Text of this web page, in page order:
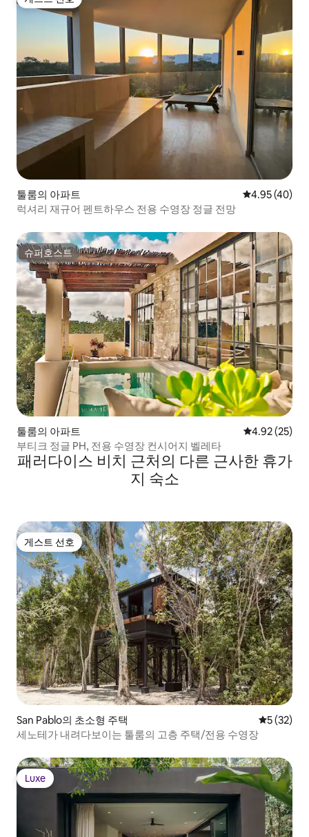
게스트 선호
툴룸의 아파트 평점 4.95점(5
4.95 (40)
럭셔리 재규어 펜트하우스 전용 수영장 정글 전망
슈퍼호스트
슈퍼호스트
툴룸의 아파트 평점 4.92점(5
4.92 (25)
부티크 정글 PH, 전용 수영장 컨시어지 벨레타
패러다이스 비치 근처의 다른 근사한 휴가
지 숙소
게스트 선호
게스트 선호
San Pablo의 초소형 주택 평점 5점
5 (32)
세노테가 내려다보이는 툴룸의 고층 주택/전용 수영장
Luxe
Luxe